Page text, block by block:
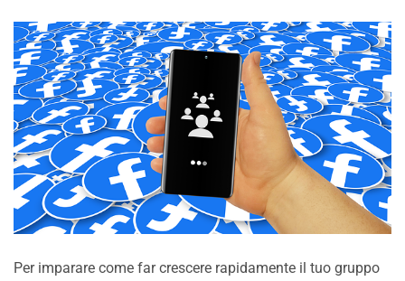
Per imparare come far crescere rapidamente il tuo gruppo